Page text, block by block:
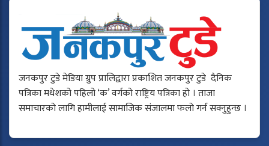
जनकपुर टुडे मेडिया ग्रुप प्रालिद्वारा प्रकाशित जनकपुर टुडे दैनिक
पत्रिका मधेशको पहिलो ‘क’ वर्गको राष्ट्रिय पत्रिका हो । ताजा
समाचारको लागि हामीलाई सामाजिक संजालमा फलो गर्न सक्नुहुन्छ ।